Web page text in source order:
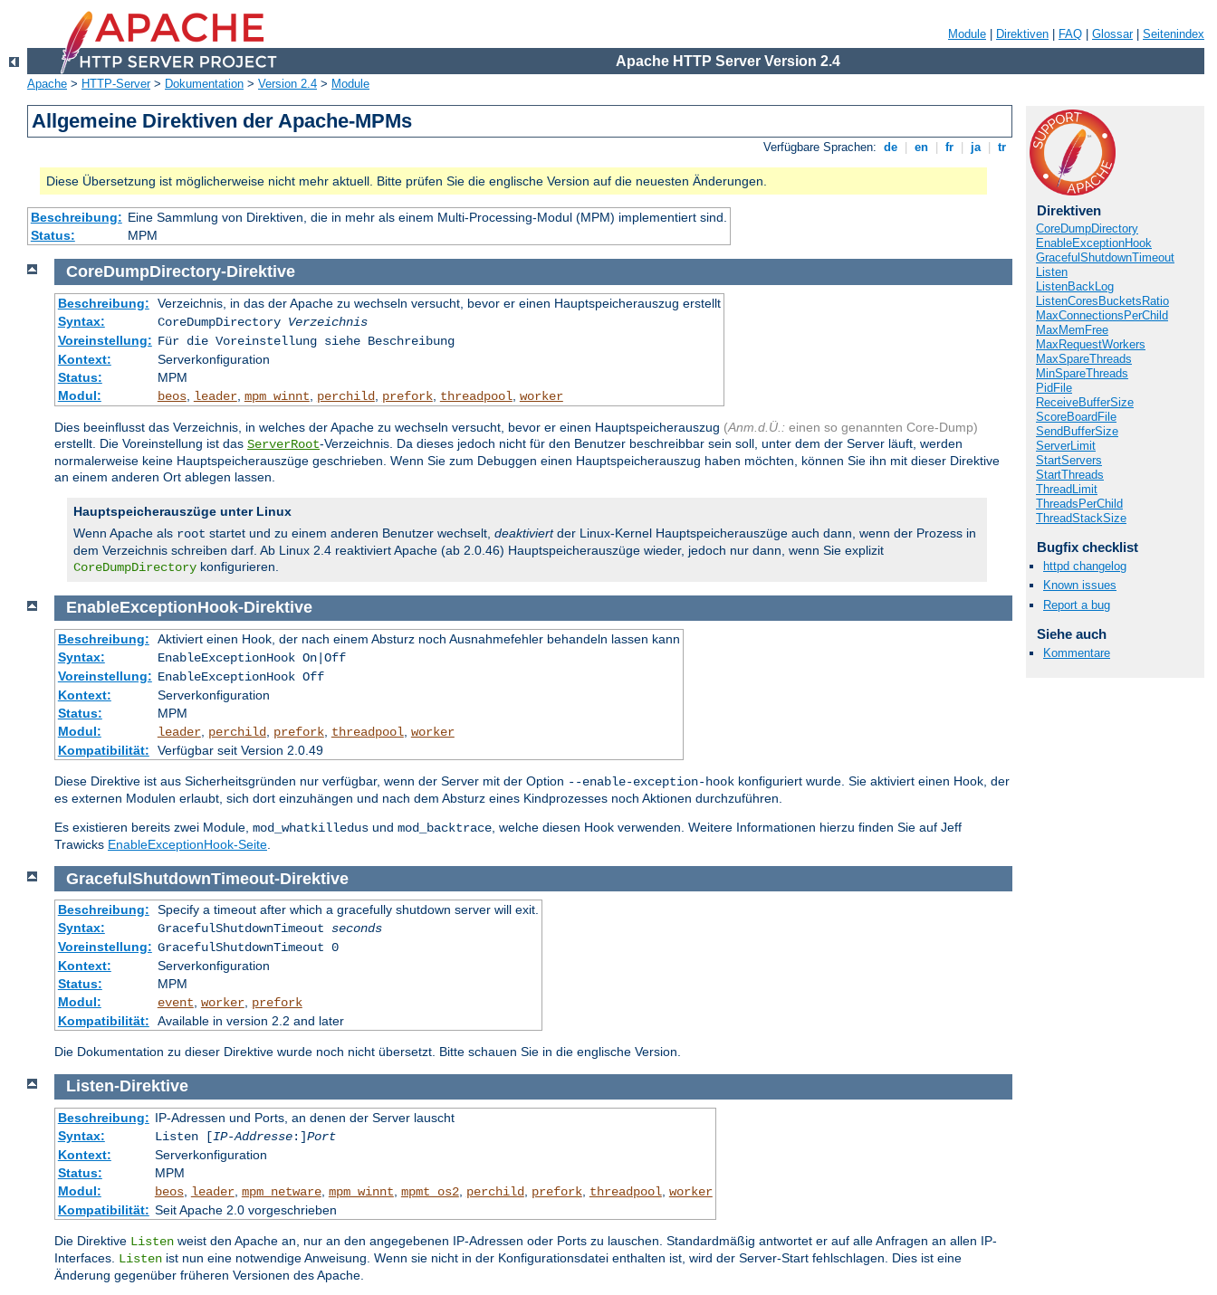
Module Direktiven FAQ Glossar| Seitenindex
Apache HTTP Server Version 2.4
Apache > HTTP-Server> Dokumentation > Version 2.4 > Module
Allgemeine Direktiven der Apache-MPMs
Verfügbare Sprachen: de en fr ja tr
Diese Übersetzung ist möglicherweise nicht mehr aktuell. Bitte prüfen Sie die englische Version auf die neuesten Änderungen.
Beschreibung: Eine Sammlung von Direktiven, die in mehr als einem Multi-Processing-Modul (MPM) implementiert sind.
Status:
MPM
Direktiven
CoreDumpDirectory
EnableExceptionHook
GracefulShutdownTimeout
Listen
ListenBackLog
ListenCoresBucketsRatio
MaxConnectionsPerChild
MaxMemFree
MaxRequestWorkers
MaxSpareThreads
MinSpareThreads
PidFile
ReceiveBufferSize
ScoreBoardFile
SendBufferSize
ServerLimit
StartServers
StartThreads
ThreadLimit
ThreadsPerChild
ThreadStackSize
Bugfix checklist
httpd changelog
Known issues
Report a bug
Siehe auch
Kommentare
CoreDumpDirectory-Direktive
Beschreibung:
Verzeichnis, in das der Apache zu wechseln versucht, bevor er einen Hauptspeicherauszug erstellt
Syntax:
CoreDumpDirectory Verzeichnis
Voreinstellung: Für die Voreinstellung siehe Beschreibung
Kontext:
Serverkonfiguration
Status:
MPM
Modul:
beos, leader, mpm_winnt perchild, prefork, threadpool worker
Dies beeinflusst das Verzeichnis, in welches der Apache zu wechseln versucht, bevor er einen Hauptspeicherauszug (Anm.d.Ü.: einen so genannten Core-Dump)
erstellt. Die Voreinstellung ist das ServerRoot-Verzeichnis. Da dieses jedoch nicht für den Benutzer beschreibbar sein soll, unter dem der Server läuft, werden
normalerweise keine Hauptspeicherauszüge geschrieben. Wenn Sie zum Debuggen einen Hauptspeicherauszug haben möchten, können Sie ihn mit dieser Direktive
an einem anderen Ort ablegen lassen.
Hauptspeicherauszüge unter Linux
Wenn Apache als root startet und zu einem anderen Benutzer wechselt, deaktiviertder Linux-Kernel Hauptspeicherauszüge auch dann, wenn der Prozess in
dem Verzeichnis schreiben darf. Ab Linux 2.4 reaktiviert Apache (ab 2.0.46) Hauptspeicherauszüge wieder, jedoch nur dann, wenn Sie explizit
CoreDumpDirectory konfigurieren.
EnableExceptionHook-Direktive
Beschreibung:
Aktiviert einen Hook, der nach einem Absturz noch Ausnahmefehler behandeln lassen kann
Syntax:
EnableExceptionHook On|Off
Voreinstellung: EnableExceptionHook Off
Kontext:
Serverkonfiguration
Status:
MPM
Modul:
leader, perchild, prefork, threadpool worker
Kompatibilität:
Verfügbar seit Version 2.0.49
Diese Direktive ist aus Sicherheitsgründen nur verfügbar, wenn der Server mit der Option --enable-exception-hook konfiguriert wurde. Sie aktiviert einen Hook, der
es externen Modulen erlaubt, sich dort einzuhängen und nach dem Absturz eines Kindprozesses noch Aktionen durchzuführen.
Es existieren bereits zwei Module, mod_whatkilledus und mod_backtrace , welche diesen Hook verwenden. Weitere Informationen hierzu finden Sie auf Jeff
Trawicks EnableExceptionHook-Seite
GracefulShutdownTimeout-Direktive
Beschreibung:
Specify a timeout after which a gracefully shutdown server will exit.
Syntax:
GracefulShutdownTimeout seconds
Voreinstellung: GracefulShutdownTimeout 0
Kontext:
Serverkonfiguration
Status:
MPM
Modul:
event, worker, prefork
Kompatibilität:
Available in version 2.2 and later
Die Dokumentation zu dieser Direktive wurde noch nicht übersetzt. Bitte schauen Sie in die englische Version.
Listen-Direktive
Beschreibung: IP-Adressen und Ports, an denen der Server lauscht
Syntax:
Listen [IP-Addresse:]Port
Kontext:
Serverkonfiguration
Status:
MPM
Modul:
beos, leader, mpm_netware, mpm_winnt mpmt_os2, perchild, prefork, threadpool worker
Kompatibilität: Seit Apache 2.0 vorgeschrieben
Die Direktive Listen weist den Apache an, nur an den angegebenen IP-Adressen oder Ports zu lauschen. Standardmäßig antwortet er auf alle Anfragen an allen IP-
Interfaces. Listen ist nun eine notwendige Anweisung. Wenn sie nicht in der Konfigurationsdatei enthalten ist, wird der Server-Start fehlschlagen. Dies ist eine
Änderung gegenüber früheren Versionen des Apache.